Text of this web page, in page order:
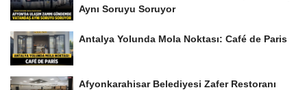
Aynı Soruyu Soruyor
Antalya Yolunda Mola Noktası: Café de Paris
Afyonkarahisar Belediyesi Zafer Restoranı